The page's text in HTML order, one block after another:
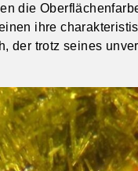
die
ihre
der trotz seines